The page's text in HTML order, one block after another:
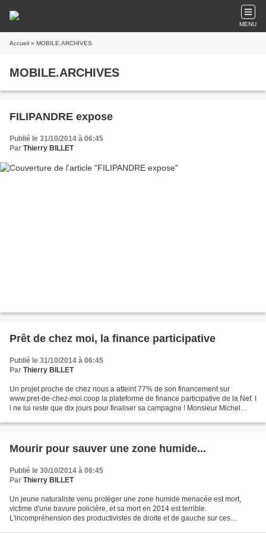
MENU
Accueil » MOBILE.ARCHIVES
MOBILE.ARCHIVES
FILIPANDRE expose
Publié le 31/10/2014 à 06:45
Par Thierry BILLET
Prêt de chez moi, la finance participative
Publié le 31/10/2014 à 06:45
Par Thierry BILLET
Un projet proche de chez nous a atteint 77% de son financement sur
www.pret-de-chez-moi.coop la plateforme de finance participative de la Nef. I
l ne lui reste que dix jours pour finaliser sa campagne ! Monsieur Michel
Mourir pour sauver une zone humide...
Publié le 30/10/2014 à 06:45
Par Thierry BILLET
Un jeune naturaliste venu protéger une zone humide menacée est mort,
victime d'une bavure policière, et sa mort en 2014 est terrible.
L'incompréhension des productivistes de droite et de gauche sur ces